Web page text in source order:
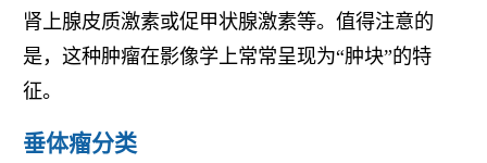
肾上腺皮质激素或促甲状腺激素等。值得注意的
是，这种肿瘤在影像学上常常呈现为“肿块”的特
征。
垂体瘤分类